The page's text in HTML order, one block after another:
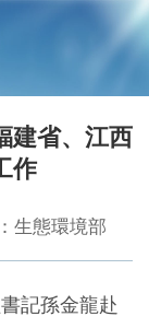
建省、江西
作
生態環境部
記孫金龍赴